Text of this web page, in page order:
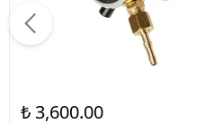
₺ 3,600.00